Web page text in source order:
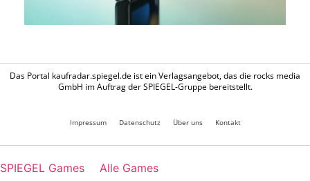
Das Portal kaufradar.spiegel.de ist ein Verlagsangebot, das die rocks media
GmbH im Auftrag der SPIEGEL-Gruppe bereitstellt.
Impressum Datenschutz Über uns Kontakt
SPIEGEL Games Alle Games